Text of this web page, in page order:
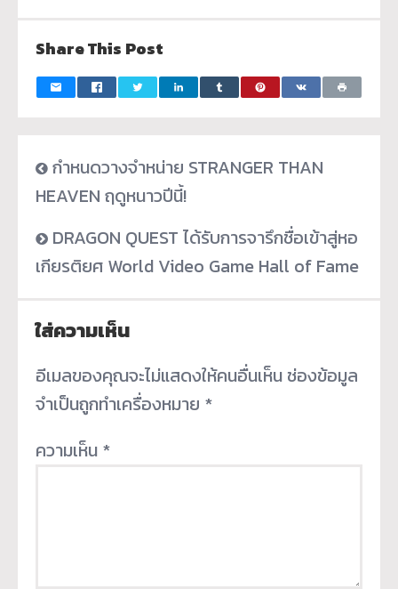
Share This Post
กำหนดวางจำหน่าย STRANGER THAN
HEAVEN ฤดูหนาวปีนี้!
DRAGON QUEST ได้รับการจารึกชื่อเข้าสู่หอ
เกียรติยศ World Video Game Hall of Fame
ใส่ความเห็น
อีเมลของคุณจะไม่แสดงให้คนอื่นเห็น ช่องข้อมูล
จำเป็นถูกทำเครื่องหมาย *
ความเห็น *